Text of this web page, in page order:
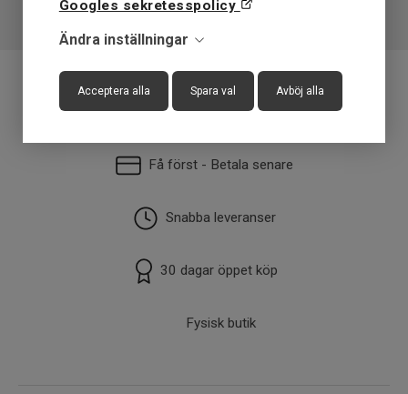
Googles sekretesspolicy
Ändra inställningar
Acceptera alla Spara val Avböj alla
Leverantör
Interfiske
7340143705824
Fraktfritt över 699 kr
Få först - Betala senare
Snabba leveranser
30 dagar öppet köp
Fysisk butik